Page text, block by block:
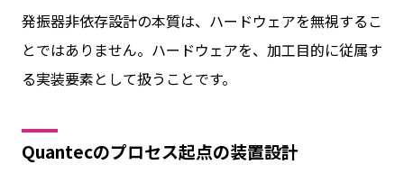
発振器非依存設計の本質は、ハードウェアを無視するこ
とではありません。ハードウェアを、加工目的に従属す
る実装要素として扱うことです。
Quantecのプロセス起点の装置設計